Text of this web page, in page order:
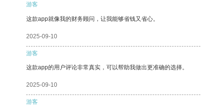
游客
这款app就像我的财务顾问，让我能够省钱又省心。
2025-09-10
游客
这款app的用户评论非常真实，可以帮助我做出更准确的选择。
2025-09-10
游客